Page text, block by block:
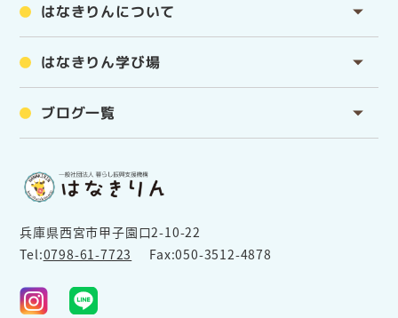
はなきりんについて
はなきりん学び場
ブログ一覧
兵庫県西宮市甲子園口2-10-22
Tel:0798-61-7723 Fax:050-3512-4878